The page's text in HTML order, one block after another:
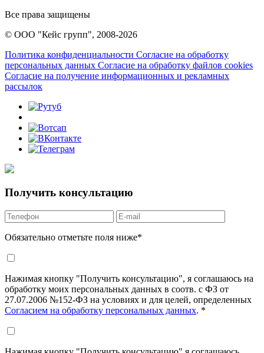
Все права защищены
© ООО "Кейс групп", 2008-2026
Политика конфиденциальности Согласие на обработку
персональных данных Согласие на обработку файлов cookies
Согласие на получение информационных и рекламных
рассылок
Получить консультацию
Обязательно отметьте поля ниже*
Нажимая кнопку "Получить консультацию", я соглашаюсь на
обработку моих персональных данных в соотв. с ФЗ от
27.07.2006 №152-ФЗ на условиях и для целей, определенных
Согласием на обработку персональных данных. *